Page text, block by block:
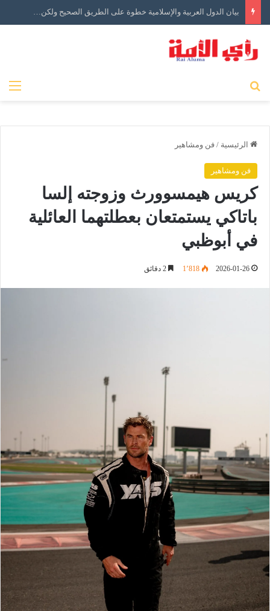
مضيق هرمز سلاح جيو سياسي يقفل الباب على الحرب
الرئيسية / فن ومشاهير
فن ومشاهير
كريس هيمسوورث وزوجته إلسا
باتاكي يستمتعان بعطلتهما العائلية
في أبوظبي
2026-01-26 1٬818